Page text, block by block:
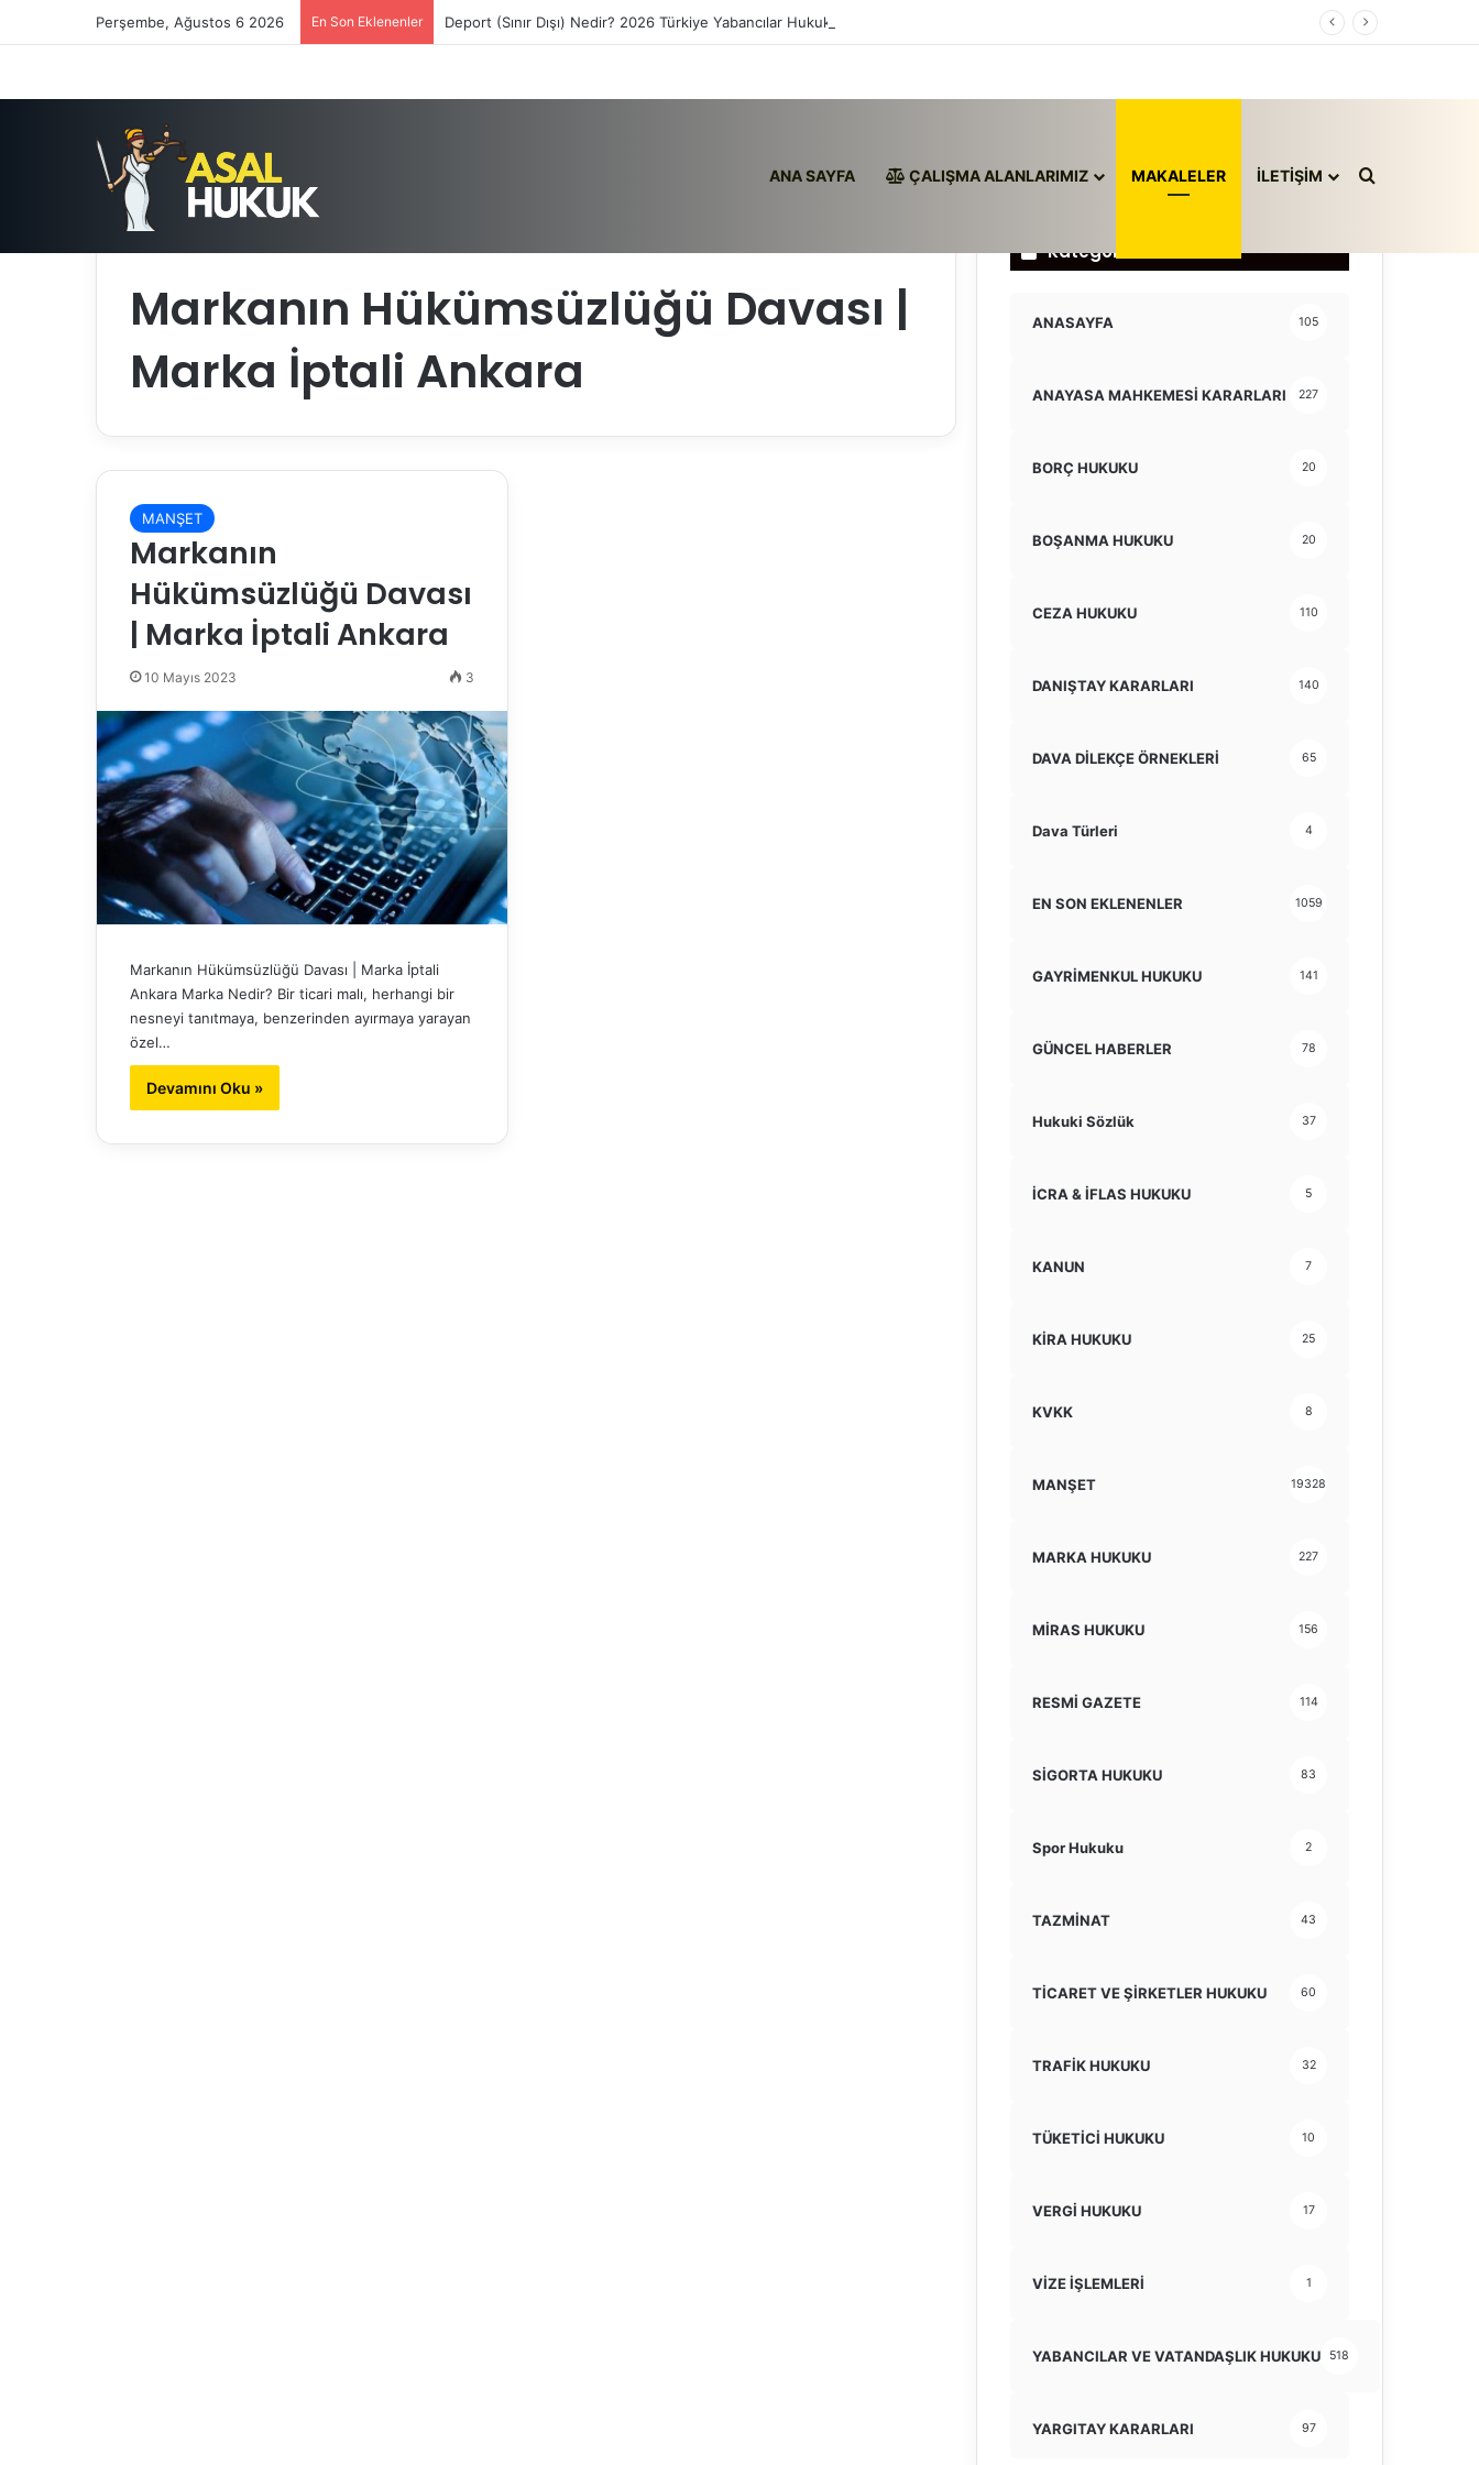
Perşembe, Ağustos 6 2026 En Son Eklenenler Deport (Sınır Dışı) Nedir? 2026 Türkiye Yabancılar Hukuku
ANA SAYFA ÇALIŞMA ALANLARIMIZ MAKALELER İLETİŞİM Arama yap
Markanın Hükümsüzlüğü Davası |
Marka İptali Ankara
MANŞET
Markanın
Hükümsüzlüğü Davası
| Marka İptali Ankara
10 Mayıs 2023 3
Markanın Hükümsüzlüğü Davası | Marka İptali
Ankara Marka Nedir? Bir ticari malı, herhangi bir
nesneyi tanıtmaya, benzerinden ayırmaya yarayan
özel…
Devamını Oku »
Kategoriler
ANASAYFA 105
ANAYASA MAHKEMESİ KARARLARI 227
BORÇ HUKUKU 20
BOŞANMA HUKUKU 20
CEZA HUKUKU 110
DANIŞTAY KARARLARI 140
DAVA DİLEKÇE ÖRNEKLERİ 65
Dava Türleri 4
EN SON EKLENENLER 1059
GAYRİMENKUL HUKUKU 141
GÜNCEL HABERLER 78
Hukuki Sözlük 37
İCRA & İFLAS HUKUKU 5
KANUN 7
KİRA HUKUKU 25
KVKK 8
MANŞET 19328
MARKA HUKUKU 227
MİRAS HUKUKU 156
RESMİ GAZETE 114
SİGORTA HUKUKU 83
Spor Hukuku 2
TAZMİNAT 43
TİCARET VE ŞİRKETLER HUKUKU 60
TRAFİK HUKUKU 32
TÜKETİCİ HUKUKU 10
VERGİ HUKUKU 17
VİZE İŞLEMLERİ 1
YABANCILAR VE VATANDAŞLIK HUKUKU 518
YARGITAY KARARLARI 97